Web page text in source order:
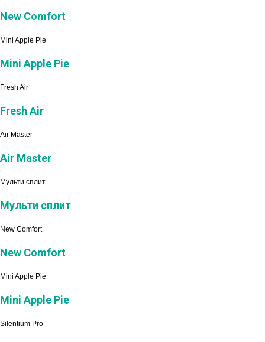
New Comfort
Mini Apple Pie
Mini Apple Pie
Fresh Air
Fresh Air
Air Master
Air Master
Мульти сплит
Мульти сплит
New Comfort
New Comfort
Mini Apple Pie
Mini Apple Pie
Silentium Pro